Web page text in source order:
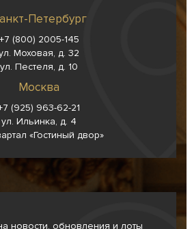
Петербург
+7 (800) 2005-145
Моховая, д. 32
ул. Пестеля, д. 10
Москва
(925) 963-62-21
ул. Ильинка, д. 4
«Гостиный двор»
новости, обновления и лоты